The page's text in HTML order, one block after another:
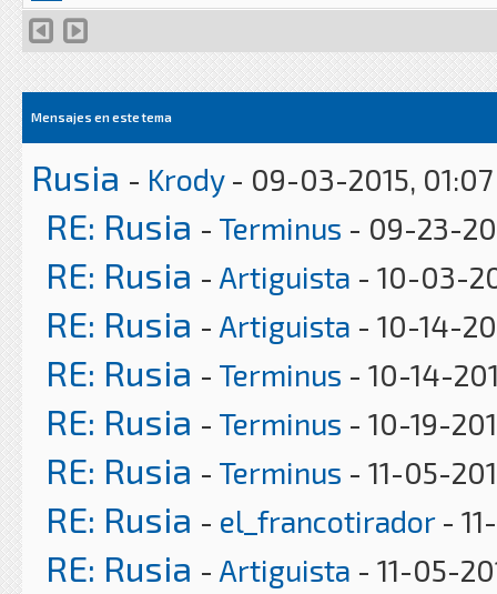
Mensajes en este tema
Rusia - Krody- 09-03-2015,
RE: Rusia - Terminus - 09-23-
RE: Rusia - Artiguista - 10-03-
RE: Rusia - Artiguista - 10-14-
RE: Rusia - Terminus - 10-14-
RE: Rusia - Terminus - 10-19-
RE: Rusia - Terminus - 11-05-
RE: Rusia - el_francotirador-
RE: Rusia - Artiguista - 11-05-